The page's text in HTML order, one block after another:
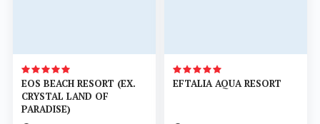
EOS BEACH RESORT (EX.
CRYSTAL LAND OF
PARADISE)
EFTALIA AQUA RESORT